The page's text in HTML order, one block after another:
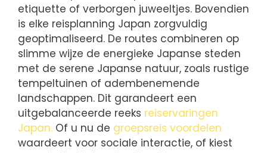
etiquette of verborgen juweeltjes. Bovendien
is elke reisplanning Japan zorgvuldig
geoptimaliseerd. De routes combineren op
slimme wijze de energieke Japanse steden
met de serene Japanse natuur, zoals rustige
tempeltuinen of adembenemende
landschappen. Dit garandeert een
uitgebalanceerde reeks reiservaringen
Japan. Of u nu de groepsreis voordelen
waardeert voor sociale interactie, of kiest